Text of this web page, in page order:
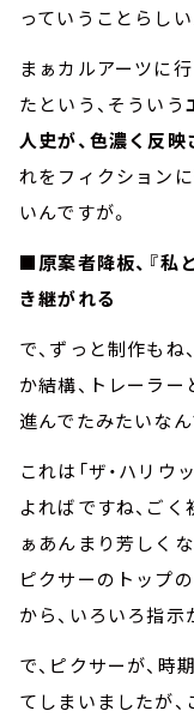
っていうことらしい
まぁカルアーツに
たという、そういう
人史が、色濃く反
れをフィクション
いんですが。
■原案者降板、『私
き継がれる
で、ずっと制作もね
か結構、トレーラ
進んでたみたいなん
これは「ザ・ハリウ
よればですね、ご
ぁあんまり芳しく
ピクサーのトップ
から、いろいろ指示
で、ピクサーが、
てしまいましたが